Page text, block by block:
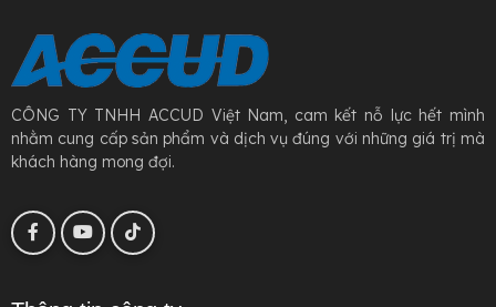
CÔNG TY TNHH ACCUD Việt Nam, cam kết nỗ lực hết mình
nhằm cung cấp sản phẩm và dịch vụ đúng với những giá trị mà
khách hàng mong đợi.